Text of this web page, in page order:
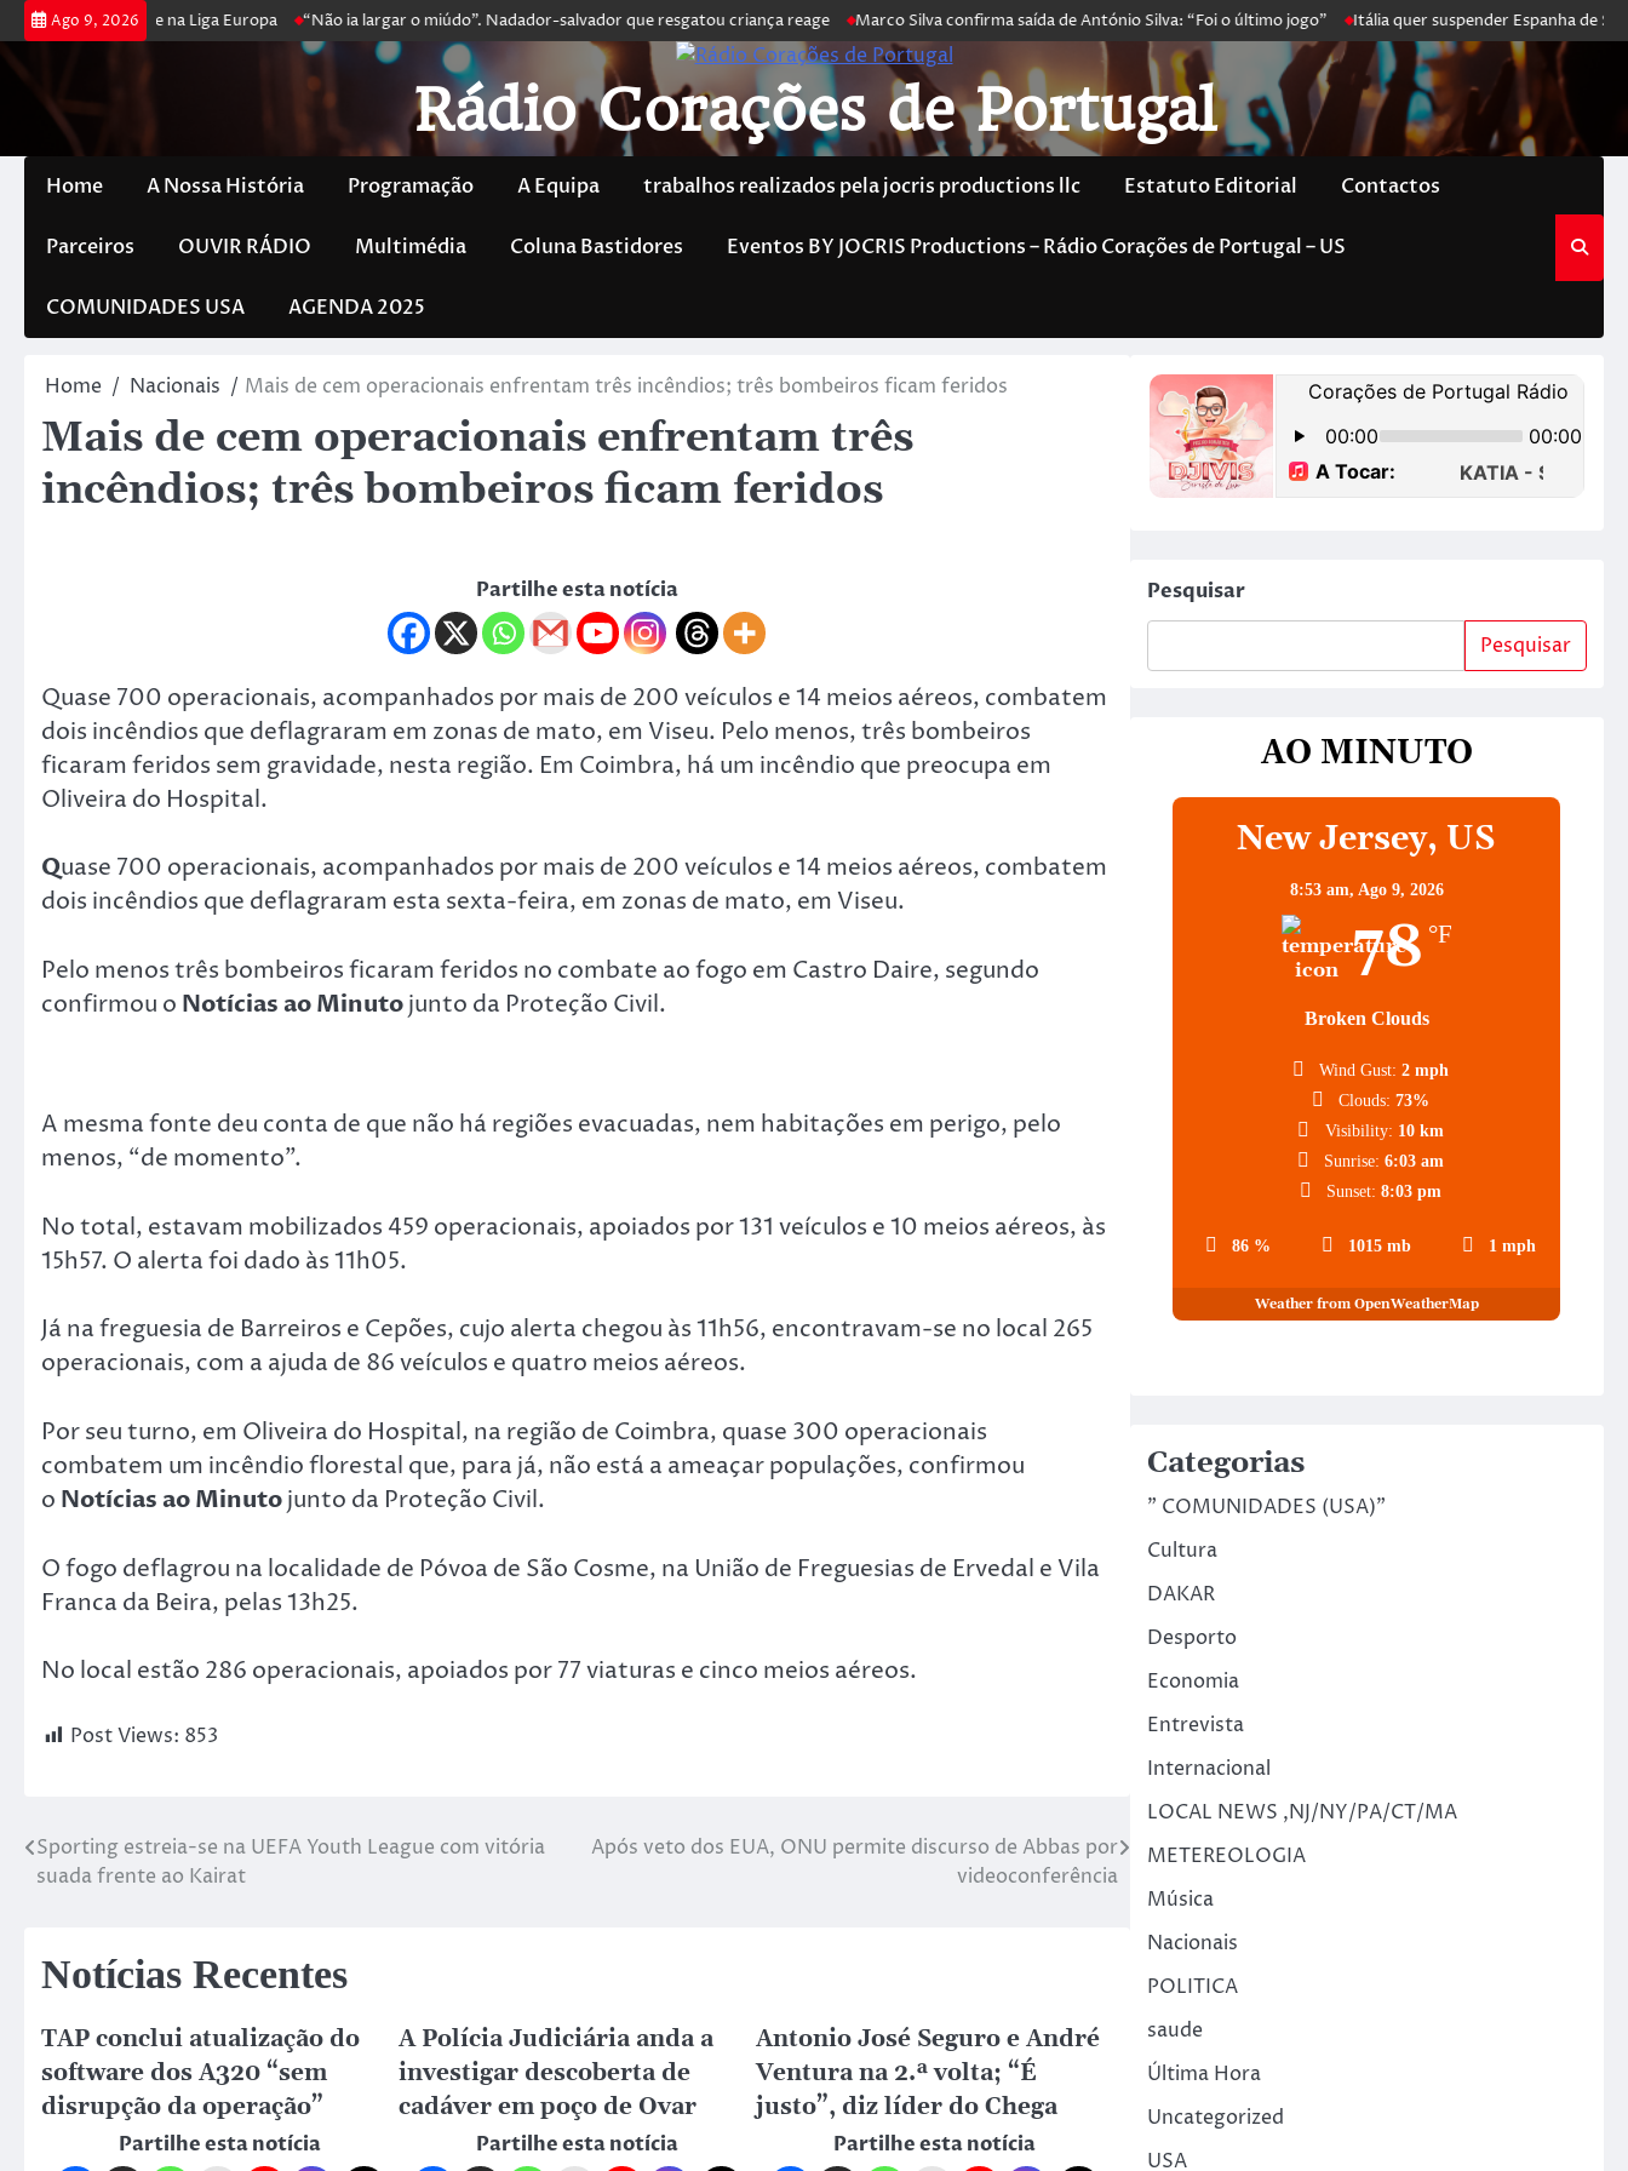
Ago 9, 2026
poker e prossegue na Liga Europa “Não ia largar o miúdo”. Nadador-salvador que resgatou criança reage Marco Silva confirma saída de António Silva: “Foi o último jogo” Itália quer suspender Espanha de
Rádio Corações de Portugal
Home A Nossa História Programação A Equipa trabalhos realizados pela jocris productions llc Estatuto Editorial Contactos
Parceiros OUVIR RÁDIO Multimédia Coluna Bastidores Eventos BY JOCRIS Productions – Rádio Corações de Portugal – US
COMUNIDADES USA AGENDA 2025
Home Nacionais Mais de cem operacionais enfrentam três incêndios; três bombeiros ficam feridos
Mais de cem operacionais enfrentam três
incêndios; três bombeiros ficam feridos
Partilhe esta notícia
Quase 700 operacionais, acompanhados por mais de 200 veículos e 14 meios aéreos, combatem
dois incêndios que deflagraram em zonas de mato, em Viseu. Pelo menos, três bombeiros
ficaram feridos sem gravidade, nesta região. Em Coimbra, há um incêndio que preocupa em
Oliveira do Hospital.
Quase 700 operacionais, acompanhados por mais de 200 veículos e 14 meios aéreos, combatem
dois incêndios que deflagraram esta sexta-feira, em zonas de mato, em Viseu.
Pelo menos três bombeiros ficaram feridos no combate ao fogo em Castro Daire, segundo
confirmou o Notícias ao Minutojunto da Proteção Civil.
A mesma fonte deu conta de que não há regiões evacuadas, nem habitações em perigo, pelo
menos, “de momento”.
No total, estavam mobilizados 459 operacionais, apoiados por 131 veículos e 10 meios aéreos, às
15h57. O alerta foi dado às 11h05.
Já na freguesia de Barreiros e Cepões, cujo alerta chegou às 11h56, encontravam-se no local 265
operacionais, com a ajuda de 86 veículos e quatro meios aéreos.
Por seu turno, em Oliveira do Hospital, na região de Coimbra, quase 300 operacionais
combatem um incêndio florestal que, para já, não está a ameaçar populações, confirmou
o Notícias ao Minutojunto da Proteção Civil.
O fogo deflagrou na localidade de Póvoa de São Cosme, na União de Freguesias de Ervedal e Vila
Franca da Beira, pelas 13h25.
No local estão 286 operacionais, apoiados por 77 viaturas e cinco meios aéreos.
Post Views: 853
Sporting estreia-se na UEFA Youth League com vitória
suada frente ao Kairat
Após veto dos EUA, ONU permite discurso de Abbas por
videoconferência
Notícias Recentes
TAP conclui atualização do
software dos A320 “sem
disrupção da operação”
Partilhe esta notícia
A Polícia Judiciária anda a
investigar descoberta de
cadáver em poço de Ovar
Partilhe esta notícia
Antonio José Seguro e André
Ventura na 2.ª volta; “É
justo”, diz líder do Chega
Partilhe esta notícia
Pesquisar
Pesquisar
AO MINUTO
New Jersey, US
8:53 am, Ago 9, 2026
78 °F
Broken Clouds
86 % 1015 mb 1 mph
Wind Gust: 2 mph
Clouds: 73%
Visibility: 10 km
Sunrise: 6:03 am
Sunset: 8:03 pm
Weather from OpenWeatherMap
Categorias
" COMUNIDADES (USA)"
Cultura
DAKAR
Desporto
Economia
Entrevista
Internacional
LOCAL NEWS ,NJ/NY/PA/CT/MA
METEREOLOGIA
Música
Nacionais
POLITICA
saude
Última Hora
Uncategorized
USA